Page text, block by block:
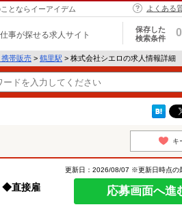
とならイーアイデム よくある
事が探せる求人サイト
保存した
検索条件
0
帯販売 > 鶴里駅 > 株式会社シエロの求人情報詳細
キ
◆直接雇
更新日：2026/08/07 ※更新日時点の
応募画面へ進